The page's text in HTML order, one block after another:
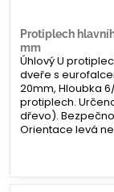
Protiplech
mm
Úhlový U
dveře s
20mm, Hloubka
protiplech.
dřevo).
Orientace levá